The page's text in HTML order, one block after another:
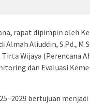
rapat dipimpin oleh
Aliuddin, S.Pd.,
Wijaya (Perencana
dan Evaluasi
bertujuan